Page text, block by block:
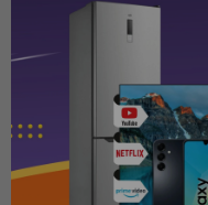
Especificaciones
Capacidad del
Salidas de vapor: Sí
Función de vapor
Dimensiones del